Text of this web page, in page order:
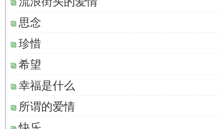
思念
珍惜
希望
幸福是什么
所谓的爱情